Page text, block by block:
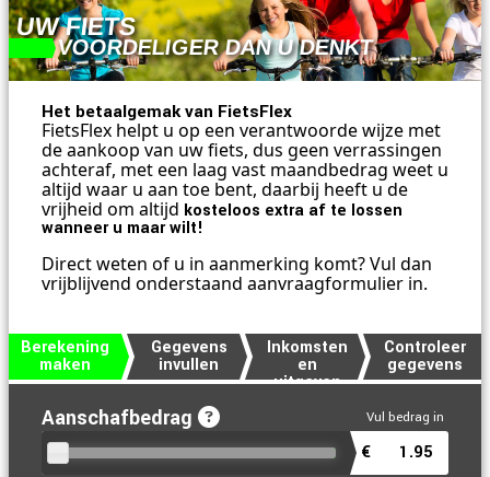
UW FIETS
VOORDELIGER DAN U DENKT
Het betaalgemak van FietsFlex
FietsFlex helpt u op een verantwoorde wijze met
de aankoop van uwfiets, dus geen verrassingen
achteraf, met een laag vast maandbedrag weet u
altijd waar u aan toe bent, daarbij heeft u de
vrijheid om altijd kosteloos extra af te lossen
wanneer u maar wilt!
Direct weten of u in aanmerking komt? Vul dan
vrijblijvend onderstaand aanvraagformulier in.
Berekening
maken
Gegevens
invullen
Inkomsten
en
uitgaven
Controleer
gegevens
Aanschafbedrag
€